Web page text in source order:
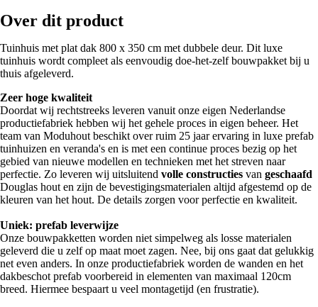
Over dit product
Tuinhuis met plat dak 800 x 350 cm met dubbele deur. Dit luxe
tuinhuis wordt compleet als eenvoudig doe-het-zelf bouwpakket bij u
thuis afgeleverd.
Zeer hoge kwaliteit
Doordat wij rechtstreeks leveren vanuit onze eigen Nederlandse
productiefabriek hebben wij het gehele proces in eigen beheer. Het
team van Moduhout beschikt over ruim 25 jaar ervaring in luxe prefab
tuinhuizen en veranda's en is met een continue proces bezig op het
gebied van nieuwe modellen en technieken met het streven naar
perfectie. Zo leveren wij uitsluitend volle constructies van geschaafd
Douglas hout en zijn de bevestigingsmaterialen altijd afgestemd op de
kleuren van het hout. De details zorgen voor perfectie en kwaliteit.
Uniek: prefab leverwijze
Onze bouwpakketten worden niet simpelweg als losse materialen
geleverd die u zelf op maat moet zagen. Nee, bij ons gaat dat gelukkig
net even anders. In onze productiefabriek worden de wanden en het
dakbeschot prefab voorbereid in elementen van maximaal 120cm
breed. Hiermee bespaart u veel montagetijd (en frustratie).